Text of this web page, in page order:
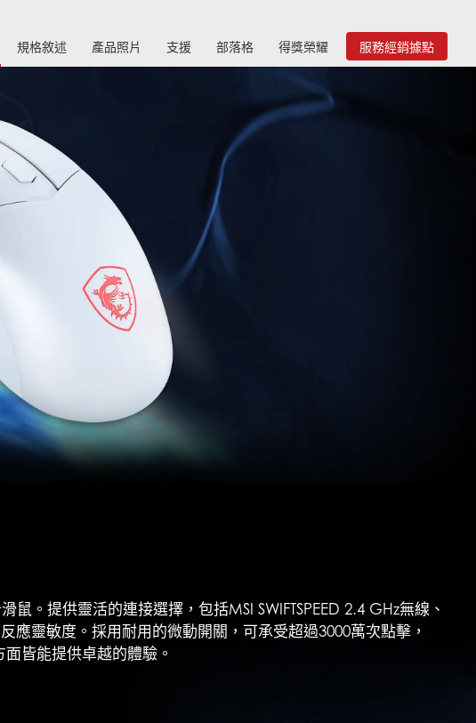
規格敘述 產品照片 支援 部落格 得獎榮耀 服務經銷據點
。提供靈活的連接選擇，包括MSI SWIFTSPEED 2.4 GHz無線、
靈敏度。採用耐用的微動開關，可承受超過3000萬次點擊，
面皆能提供卓越的體驗。